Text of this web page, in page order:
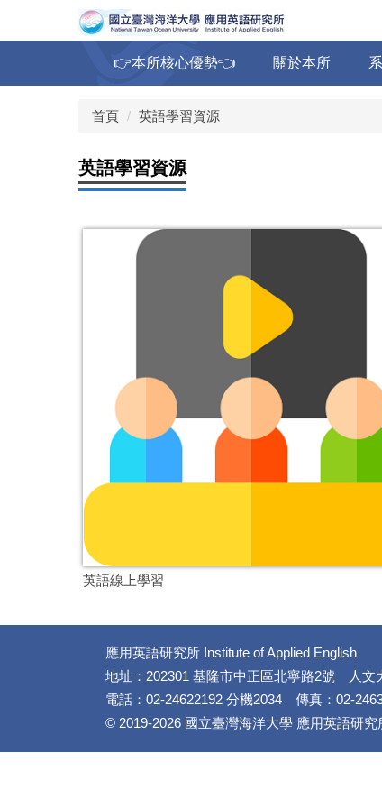
👉本所核心優勢👈 關於本所
首頁 英語學習資源
英語學習資源
英語線上學習
應用英語研究所 Institute of Applied English
地址：202301 基隆市中正區北寧路2號 人文
電話：02-24622192 分機2034 傳真：02-
© 2019-2026 國立臺灣海洋大學 應用英語研究